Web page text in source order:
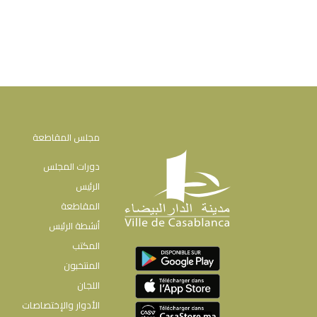
مجلس المقاطعة
دورات المجلس
الرئيس
المقاطعة
أنشطة الرئيس
المكتب
المنتخبون
اللجان
الأدوار والإختصاصات